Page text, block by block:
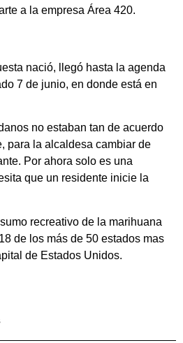
a la empresa Área 420.
nació, llegó hasta la agenda
7 de junio, en donde está en
no estaban tan de acuerdo
para la alcaldesa cambiar de
Por ahora solo es una
que un residente inicie la
recreativo de la marihuana
de los más de 50 estados mas
de Estados Unidos.